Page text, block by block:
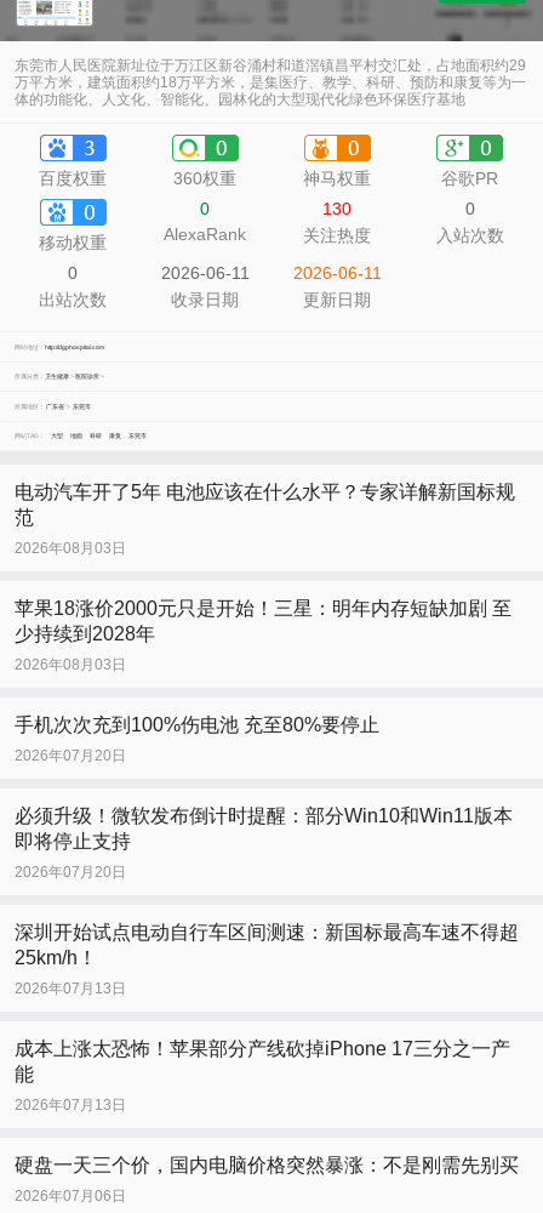
东莞市人民医院新址位于万江区新谷涌村和道滘镇昌平村交汇处，占地面积约29
万平方米，建筑面积约18万平方米，是集医疗、教学、科研、预防和康复等为一
体的功能化、人文化、智能化、园林化的大型现代化绿色环保医疗基地
百度权重 360权重 神马权重 谷歌PR
移动权重
0
AlexaRank
130
关注热度
0
入站次数
0
出站次数
2026-06-11
收录日期
2026-06-11
更新日期
网站地址： http://dgphospital.com
所属分类： 卫生健康>医院诊所>
所属地区： 广东省> 东莞市
网站TAG： 大型 地面 科研 康复 东莞市
电动汽车开了5年 电池应该在什么水平？专家详解新国标规
范
2026年08月03日
苹果18涨价2000元只是开始！三星：明年内存短缺加剧 至
少持续到2028年
2026年08月03日
手机次次充到100%伤电池 充至80%要停止
2026年07月20日
必须升级！微软发布倒计时提醒：部分Win10和Win11版本
即将停止支持
2026年07月20日
深圳开始试点电动自行车区间测速：新国标最高车速不得超
25km/h！
2026年07月13日
成本上涨太恐怖！苹果部分产线砍掉iPhone 17三分之一产
能
2026年07月13日
硬盘一天三个价，国内电脑价格突然暴涨：不是刚需先别买
2026年07月06日